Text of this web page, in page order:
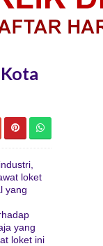
loket
yang
yang
loket ini